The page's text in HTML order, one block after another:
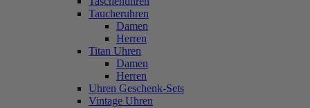
Taucheruhren
Damen
Herren
Titan Uhren
Damen
Herren
Uhren Geschenk-Sets
Vintage Uhren